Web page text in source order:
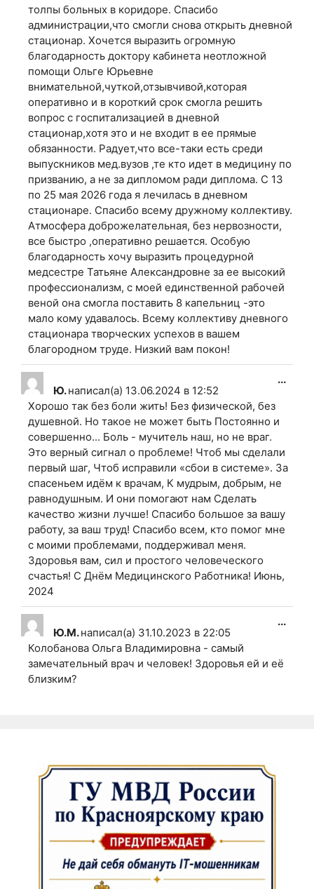
толпы больных в коридоре. Спасибо
администрации,что смогли снова открыть дневной
стационар. Хочется выразить огромную
благодарность доктору кабинета неотложной
помощи Ольге Юрьевне
внимательной,чуткой,отзывчивой,которая
оперативно и в короткий срок смогла решить
вопрос с госпитализацией в дневной
стационар,хотя это и не входит в ее прямые
обязанности. Радует,что все-таки есть среди
выпускников мед.вузов ,те кто идет в медицину по
призванию, а не за дипломом ради диплома. С 13
по 25 мая 2026 года я лечилась в дневном
стационаре. Спасибо всему дружному коллективу.
Атмосфера доброжелательная, без нервозности,
все быстро ,оперативно решается. Особую
благодарность хочу выразить процедурной
медсестре Татьяне Александровне за ее высокий
профессионализм, с моей единственной рабочей
веной она смогла поставить 8 капельниц -это
мало кому удавалось. Всему коллективу дневного
стационара творческих успехов в вашем
благородном труде. Низкий вам покон!
Ю.написал(а) 13.06.2024 в 12:52
Хорошо так без боли жить! Без физической, без
душевной. Но такое не может быть Постоянно и
совершенно... Боль - мучитель наш, но не враг.
Это верный сигнал о проблеме! Чтоб мы сделали
первый шаг, Чтоб исправили «сбои в системе». За
спасеньем идём к врачам, К мудрым, добрым, не
равнодушным. И они помогают нам Сделать
качество жизни лучше! Спасибо большое за вашу
работу, за ваш труд! Спасибо всем, кто помог мне
с моими проблемами, поддерживал меня.
Здоровья вам, сил и простого человеческого
счастья! С Днём Медицинского Работника! Июнь,
2024
...
Ю.М.написал(а) 31.10.2023 в 22:05
Колобанова Ольга Владимировна - самый
замечательный врач и человек! Здоровья ей и её
близким?
...